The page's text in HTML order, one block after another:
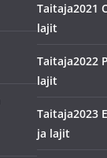
Taitaja2021
lajit
Taitaja2022
lajit
Taitaja2023
ja lajit